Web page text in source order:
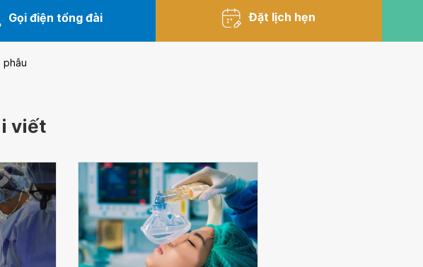
Gọi điện tổng đài Đặt lịch hẹn
phẫu
viết